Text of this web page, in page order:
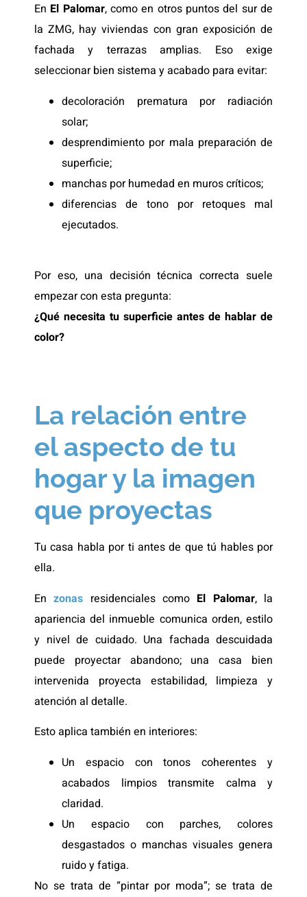
En El Palomar, como en otros puntos del sur de
la ZMG, hay viviendas con gran exposición de
fachada y terrazas amplias. Eso exige
seleccionar bien sistema y acabado para evitar:
decoloración prematura por radiación
solar;
desprendimiento por mala preparación de
superficie;
manchas por humedad en muros críticos;
diferencias de tono por retoques mal
ejecutados.
Por eso, una decisión técnica correcta suele
empezar con esta pregunta:
¿Qué necesita tu superficie antes de hablar de
color?
La relación entre
el aspecto de tu
hogar y la imagen
que proyectas
Tu casa habla por ti antes de que tú hables por
ella.
Enzonas residenciales como El Palomar, la
apariencia del inmueble comunica orden, estilo
y nivel de cuidado. Una fachada descuidada
puede proyectar abandono; una casa bien
intervenida proyecta estabilidad, limpieza y
atención al detalle.
Esto aplica también en interiores:
Un espacio con tonos coherentes y
acabados limpios transmite calma y
claridad.
Un espacio con parches, colores
desgastados o manchas visuales genera
ruido y fatiga.
No se trata de “pintar por moda”; se trata de